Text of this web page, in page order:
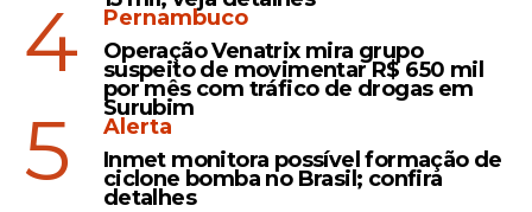
4
Pernambuco
Operação Venatrix mira grupo
suspeito de movimentar R$ 650 mil
por mês com tráfico de drogas em
Surubim
5
Alerta
Inmet monitora possível formação de
ciclone bomba no Brasil; confira
detalhes